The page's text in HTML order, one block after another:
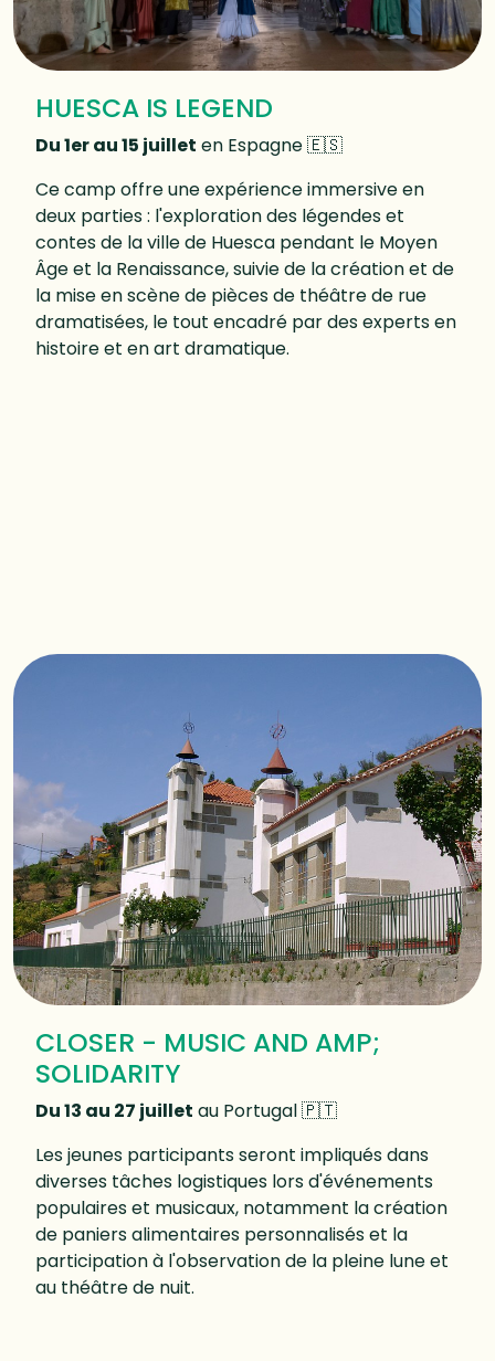
HUESCA IS LEGEND
Du 1er au 15 juillet en Espagne 🇪🇸­
Ce camp offre une expérience immersive en
deux parties : l'exploration des légendes et
contes de la ville de Huesca pendant le Moyen
Âge et la Renaissance, suivie de la création et de
la mise en scène de pièces de théâtre de rue
dramatisées, le tout encadré par des experts en
histoire et en art dramatique.
CLOSER - MUSIC AND AMP;
SOLIDARITY
Du 13 au 27 juillet au Portugal 🇵🇹
Les jeunes participants seront impliqués dans
diverses tâches logistiques lors d'événements
populaires et musicaux, notamment la création
de paniers alimentaires personnalisés et la
participation à l'observation de la pleine lune et
au théâtre de nuit.